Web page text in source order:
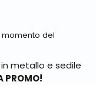
del
metallo e sedile
PROMO!